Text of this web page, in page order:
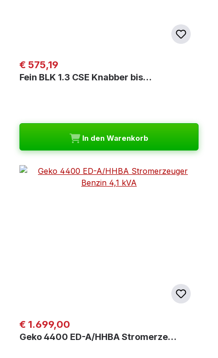
Regulärer Preis:
€ 575,19
Fein BLK 1.3 CSE Knabber bis…
In den Warenkorb
Regulärer Preis:
€ 1.699,00
Geko 4400 ED-A/HHBA Stromerze…